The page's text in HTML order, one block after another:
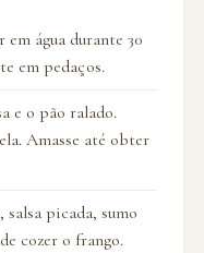
água durante 30
em pedaços.
e o pão ralado.
Amasse até obter
picada, sumo
cozer o frango.